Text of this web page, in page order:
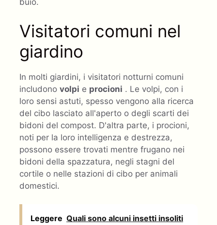
buio.
Visitatori comuni nel
giardino
In molti giardini, i visitatori notturni comuni
includono volpi e procioni . Le volpi, con i
loro sensi astuti, spesso vengono alla ricerca
del cibo lasciato all'aperto o degli scarti dei
bidoni del compost. D'altra parte, i procioni,
noti per la loro intelligenza e destrezza,
possono essere trovati mentre frugano nei
bidoni della spazzatura, negli stagni del
cortile o nelle stazioni di cibo per animali
domestici.
Leggere Quali sono alcuni insetti insoliti